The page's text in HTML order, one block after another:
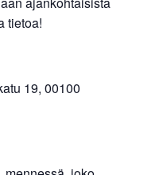
tietoa!
19, 00100